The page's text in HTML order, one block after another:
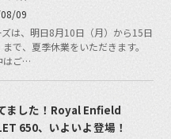
09
ズは、明日8月10日（月）から15日
まで、夏季休業をいただきます。
はご…
ました！Royal Enfield
650、いよいよ登場！